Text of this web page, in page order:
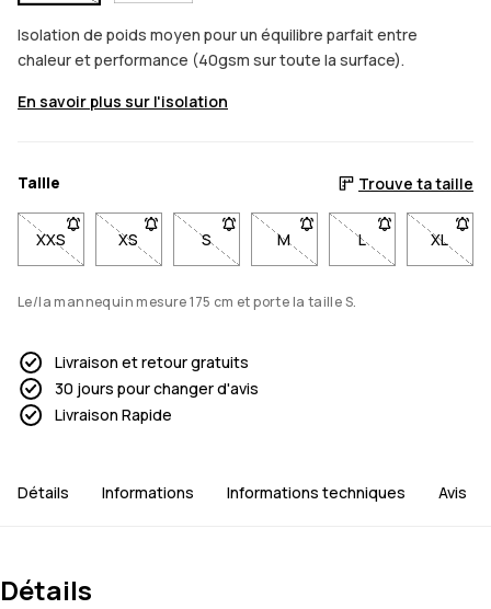
Isolation de poids moyen pour un équilibre parfait entre
chaleur et performance (40gsm sur toute la surface).
En savoir plus sur l'isolation
Taille Trouve ta taille
XXS- Taille XXS non disponible. Clique pour être averti quand
XS- Taille XS non disponible. Clique pour être averti
S- Taille S non disponible. Clique pour
M- Taille M non disponible.
L- Taille L non
XL
-
Le/la mannequin mesure 175 cm et porte la taille S.
Livraison et retour gratuits
30 jours pour changer d'avis
Livraison Rapide
Détails Informations Informations techniques Avis
Détails